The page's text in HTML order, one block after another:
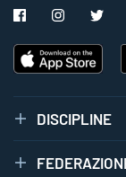
DISCIPLINE